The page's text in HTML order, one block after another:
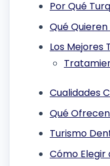
Por Qué
Qué
Los
Cualidades
Qué
Turismo
Cómo